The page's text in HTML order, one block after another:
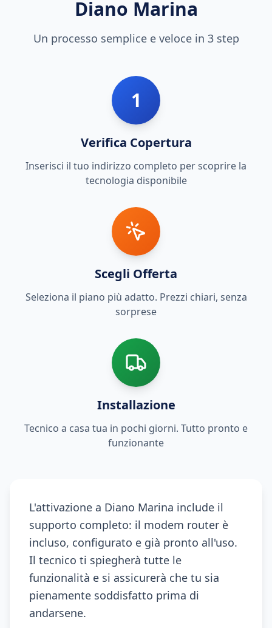
Diano Marina
Un processo semplice e veloce in 3 step
1
Verifica Copertura
Inserisci il tuo indirizzo completo per scoprire la
tecnologia disponibile
Scegli Offerta
Seleziona il piano più adatto. Prezzi chiari, senza
sorprese
Installazione
Tecnico a casa tua in pochi giorni. Tutto pronto e
funzionante
L'attivazione a Diano Marina include il
supporto completo: il modem router è
incluso, configurato e già pronto all'uso.
Il tecnico ti spiegherà tutte le
funzionalità e si assicurerà che tu sia
pienamente soddisfatto prima di
andarsene.